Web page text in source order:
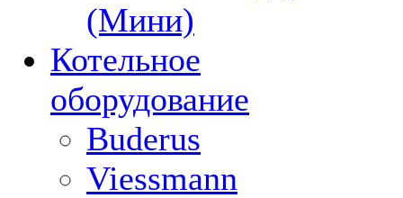
(Мини)
Котельное
оборудование
Buderus
Viessmann